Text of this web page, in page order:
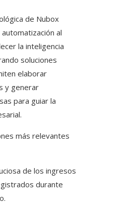
de Nubox
al
la inteligencia
soluciones
elaborar
y generar
para guiar la
más relevantes
de los ingresos
durante